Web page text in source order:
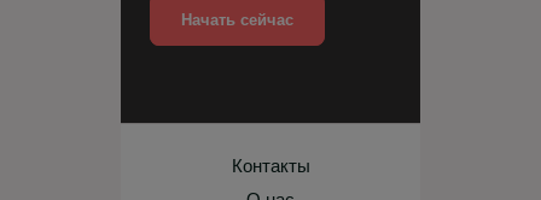
Начать сейчас
Контакты